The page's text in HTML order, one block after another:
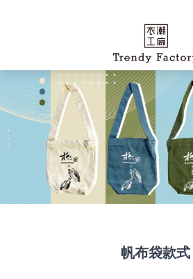
帆布袋款式